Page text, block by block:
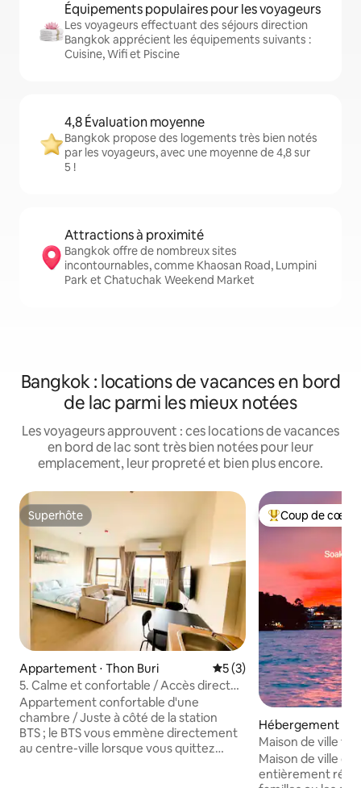
Équipements populaires pour les voyageurs
Les voyageurs effectuant des séjours direction
Bangkok apprécient les équipements suivants :
Cuisine, Wifi et Piscine
4,8 Évaluation moyenne
Bangkok propose des logements très bien notés
par les voyageurs, avec une moyenne de 4,8 sur
5 !
Attractions à proximité
Bangkok offre de nombreux sites
incontournables, comme Khaosan Road, Lumpini
Park et Chatuchak Weekend Market
Bangkok : locations de vacances en bord
de lac parmi les mieux notées
Les voyageurs approuvent : ces locations de vacances
en bord de lac sont très bien notées pour leur
emplacement, leur propreté et bien plus encore.
Superhôte
Superhôte
Appartement ⋅ Thon Buri Évaluation moyenne sur
5 (3)
5. Calme et confortable / Accès direct
au centre-ville par le métro / Installations
complètes, piscine, salle de sport,
espace de détente, jardin sur le toit /
Appartement confortable d'une
chambre / Juste à côté de la station
BTS ; le BTS vous emmène directement
au centre-ville lorsque vous quittez
Coups de cœur
Coup de cœur
Hébergement ⋅
ng
Maison de ville
Voyage culinaire
Maison de ville de
entièrement